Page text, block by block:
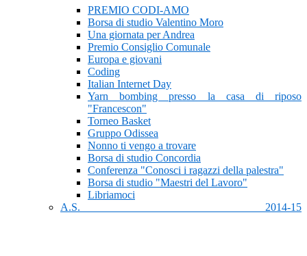
PREMIO CODI-AMO
Borsa di studio Valentino Moro
Una giornata per Andrea
Premio Consiglio Comunale
Europa e giovani
Coding
Italian Internet Day
Yarn bombing presso la casa di riposo
"Francescon"
Torneo Basket
Gruppo Odissea
Nonno ti vengo a trovare
Borsa di studio Concordia
Conferenza "Conosci i ragazzi della palestra"
Borsa di studio "Maestri del Lavoro"
Libriamoci
A.S. 2014-15